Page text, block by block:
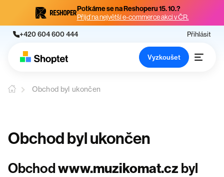
Potkáme se na Reshoperu 15. 10.?
Přijď na největší e-commerce akci v ČR.
+420 604 600 444 Přihlásit
Vyzkoušet
Obchod byl ukončen
Obchod byl ukončen
Obchodwww.muzikomat.cz byl